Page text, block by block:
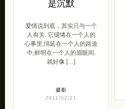
是沉默
爱情说到底，其实只与一个
人有关. 它缱绻在一个人的
心事里,绵延在一个人的路途
中,鲜明在一个人的眉眼间.
就好像 […]
摄影
2011/02/21